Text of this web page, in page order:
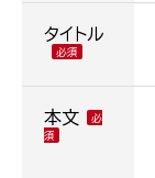
タイトル
本文